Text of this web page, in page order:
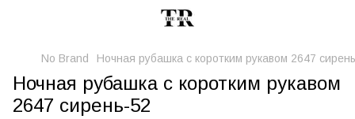
No Brand Ночная рубашка с коротким рукавом 2647
Ночная рубашка с коротким рукавом
2647 сирень-52